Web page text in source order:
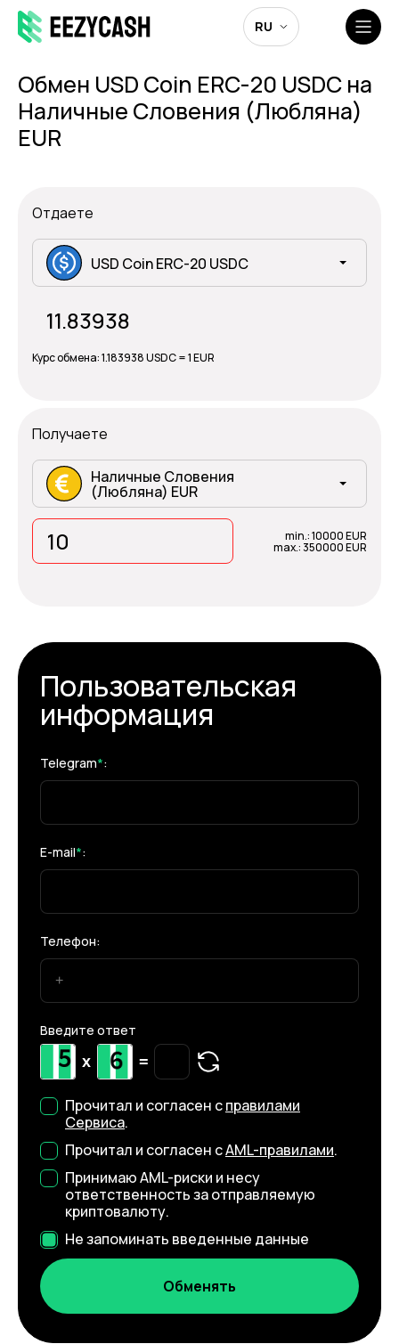
RU
Обмен USD Coin ERC-20 USDC на
Наличные Словения (Любляна)
EUR
Отдаете
USD Coin ERC-20 USDC
Курс обмена:1.183938 USDC = 1 EUR
Получаете
Наличные Словения
(Любляна) EUR
min.: 10000 EUR
max.: 350000 EUR
Пользовательская
информация
Telegram*:
E-mail*:
Телефон:
Введите ответ
x =
Прочитал и согласен справилами
Сервиса.
Прочитал и согласен сAML-правилами.
Принимаю AML-риски и несу
ответственность за отправляемую
криптовалюту.
Не запоминать введенные данные